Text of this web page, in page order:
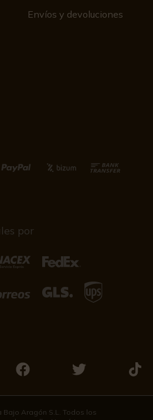
Envíos y devoluciones
por
en
Facebook
en
Twitter
en
Aragón S.L. Todos los